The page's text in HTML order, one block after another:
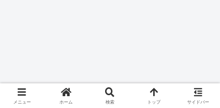
メニュー ホーム 検索 トップ サイドバー